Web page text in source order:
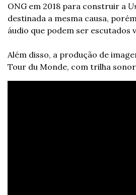
ONG em 2018 para construir a
destinada a mesma causa,
áudio que podem ser escutados
Além disso, a produção de
Tour du Monde, com trilha